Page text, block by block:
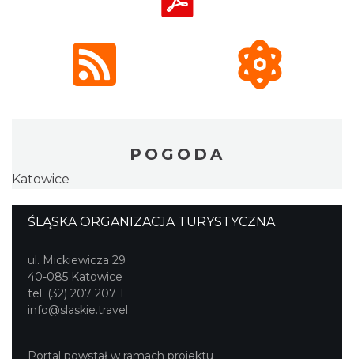
POGODA
Katowice
ŚLĄSKA ORGANIZACJA TURYSTYCZNA
ul. Mickiewicza 29
40-085 Katowice
tel. (32) 207 207 1
info@slaskie.travel
Portal powstał w ramach projektu